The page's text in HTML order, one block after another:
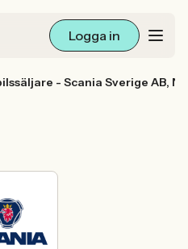
Logga in
- Scania Sverige AB,